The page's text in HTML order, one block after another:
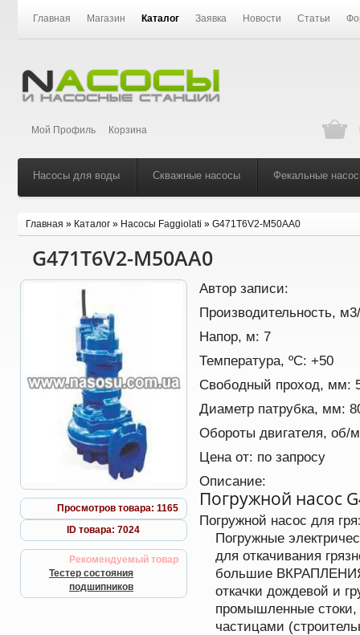
Главная Магазин Каталог Заявка Новости Статьи
Мой Профиль Корзина
Насосы для воды Скважные насосы Фекальные
Главная » Каталог » Насосы Faggiolati » G471T6V2-M50AA0
G471T6V2-M50AA0
Просмотров товара: 1165
ID товара: 7024
Рекомендуемый товар
Тестер состояния
подшипников
Автор записи:
Производительность,
Напор, м: 7
Температура, ºС: +50
Свободный проход, мм:
Диаметр патрубка, мм:
Обороты двигателя, об/
Цена от: по запросу
Описание:
Погружной насос
Погружной насос для
Погружные
для откачивания
большие
откачки дождевой и
промышленные стоки,
частицами